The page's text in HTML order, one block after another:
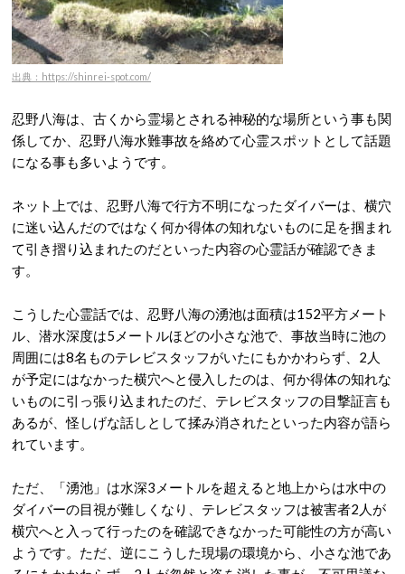
出典：https://shinrei-spot.com/
忍野八海は、古くから霊場とされる神秘的な場所という事も関
係してか、忍野八海水難事故を絡めて心霊スポットとして話題
になる事も多いようです。
ネット上では、忍野八海で行方不明になったダイバーは、横穴
に迷い込んだのではなく何か得体の知れないものに足を掴まれ
て引き摺り込まれたのだといった内容の心霊話が確認できま
す。
こうした心霊話では、忍野八海の湧池は面積は152平方メート
ル、潜水深度は5メートルほどの小さな池で、事故当時に池の
周囲には8名ものテレビスタッフがいたにもかかわらず、2人
が予定にはなかった横穴へと侵入したのは、何か得体の知れな
いものに引っ張り込まれたのだ、テレビスタッフの目撃証言も
あるが、怪しげな話しとして揉み消されたといった内容が語ら
れています。
ただ、「湧池」は水深3メートルを超えると地上からは水中の
ダイバーの目視が難しくなり、テレビスタッフは被害者2人が
横穴へと入って行ったのを確認できなかった可能性の方が高い
ようです。ただ、逆にこうした現場の環境から、小さな池であ